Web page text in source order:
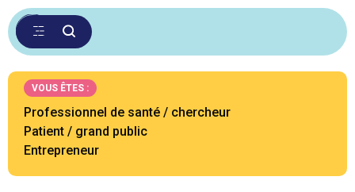
VOUS ÊTES :
Professionnel de santé / chercheur
Patient / grand public
Entrepreneur